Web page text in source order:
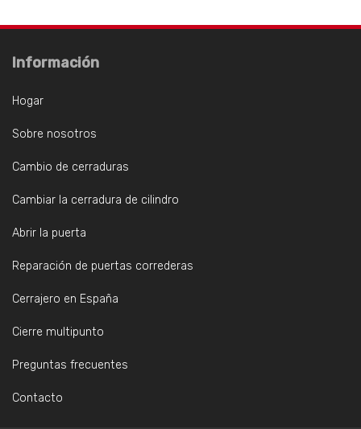
Información
Hogar
Sobre nosotros
Cambio de cerraduras
Cambiar la cerradura de cilindro
Abrir la puerta
Reparación de puertas correderas
Cerrajero en España
Cierre multipunto
Preguntas frecuentes
Contacto